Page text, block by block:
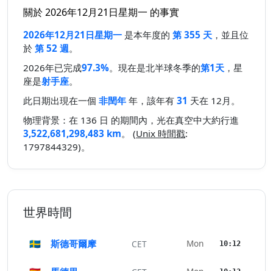
關於 2026年12月21日星期一 的事實
2026年12月21日星期一 是本年度的 第 355 天 ，並且位
於 第 52 週。
2026年已完成97.3%。現在是北半球冬季的第1天 ，星
座是射手座。
此日期出現在一個 非閏年 年，該年有 31 天在 12月。
物理背景：在 136 日 的期間內，光在真空中大約行進
3,522,681,298,483 km。 (Unix 時間戳:
1797844329)。
世界時間
🇸🇪 斯德哥爾摩 CET Mon 10:12